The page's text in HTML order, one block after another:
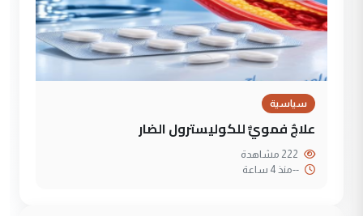
سياسية
علاجٌ فمويٌّ للكوليسترول الضار
--منذ 4 ساعة